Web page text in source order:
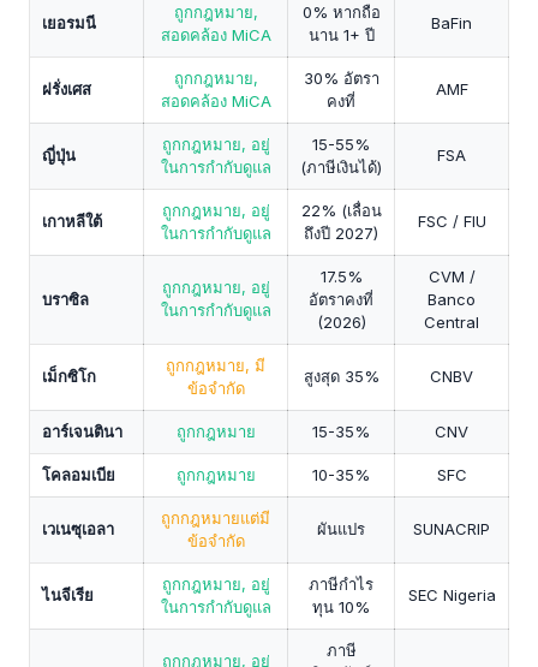
เยอรมนี
ถูกกฎหมาย,
สอดคล้อง MiCA
0% หากถือ
นาน 1+ ปี
BaFin
ฝรั่งเศส
ถูกกฎหมาย,
สอดคล้อง MiCA
30% อัตรา
คงที่
AMF
ญี่ปุ่น
ถูกกฎหมาย, อยู่
ในการกำกับดูแล
15-55%
(ภาษีเงินได้)
FSA
เกาหลีใต้
ถูกกฎหมาย, อยู่
ในการกำกับดูแล
22% (เลื่อน
ถึงปี 2027)
FSC / FIU
บราซิล
ถูกกฎหมาย, อยู่
ในการกำกับดูแล
17.5%
อัตราคงที่
(2026)
CVM /
Banco
Central
เม็กซิโก
ถูกกฎหมาย, มี
ข้อจำกัด
สูงสุด 35% CNBV
อาร์เจนตินา ถูกกฎหมาย 15-35% CNV
โคลอมเบีย ถูกกฎหมาย 10-35% SFC
เวเนซุเอลา
ถูกกฎหมายแต่มี
ข้อจำกัด
ผันแปร SUNACRIP
ไนจีเรีย
ถูกกฎหมาย, อยู่
ในการกำกับดูแล
ภาษีกำไร
ทุน 10%
SEC Nigeria
ถูกกฎหมาย, อยู่
ภาษี